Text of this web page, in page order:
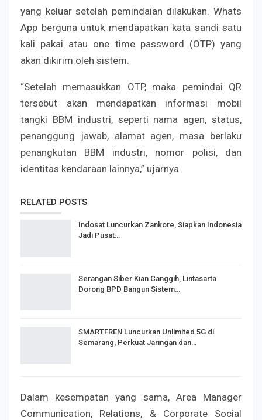
yang keluar setelah pemindaian dilakukan. Whats
App berguna untuk mendapatkan kata sandi satu
kali pakai atau one time password (OTP) yang
akan dikirim oleh sistem.
“Setelah memasukkan OTP, maka pemindai QR
tersebut akan mendapatkan informasi mobil
tangki BBM industri, seperti nama agen, status,
penanggung jawab, alamat agen, masa berlaku
penangkutan BBM industri, nomor polisi, dan
identitas kendaraan lainnya,” ujarnya.
RELATED POSTS
Indosat Luncurkan Zankore, Siapkan Indonesia
Jadi Pusat…
Serangan Siber Kian Canggih, Lintasarta
Dorong BPD Bangun Sistem…
SMARTFREN Luncurkan Unlimited 5G di
Semarang, Perkuat Jaringan dan…
Dalam kesempatan yang sama, Area Manager
Communication, Relations, & Corporate Social